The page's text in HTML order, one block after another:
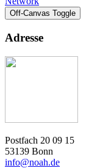
Off-Canvas Toggle
Adresse
Postfach 20 09 15
53139 Bonn
info@noah.de